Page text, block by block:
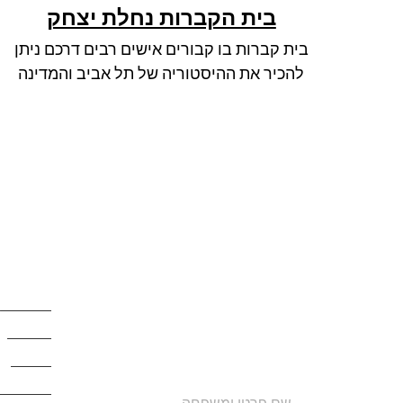
בית הקברות נחלת יצחק
בית קברות בו קבורים אישים רבים דרכם ניתן
להכיר את ההיסטוריה של תל אביב והמדינה